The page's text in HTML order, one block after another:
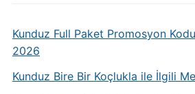
Kunduz Full Paket Promosyon
2026
Kunduz Bire Bir Koçlukla ile İlgili